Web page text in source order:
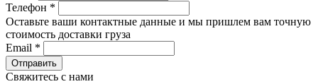
Телефон *
Оставьте ваши контактные данные и мы пришлем вам точную
стоимость доставки груза
Email *
Свяжитесь с нами